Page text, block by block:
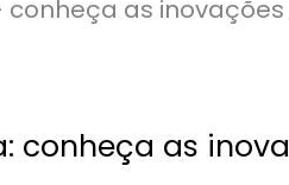
conheça as